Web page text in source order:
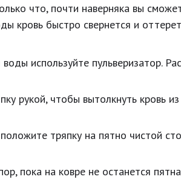
что, почти наверняка вы
кровь быстро свернется и
используйте пульверизатор.
рукой, чтобы вытолкнуть кровь
тряпку на пятно чистой
пока на ковре не останется